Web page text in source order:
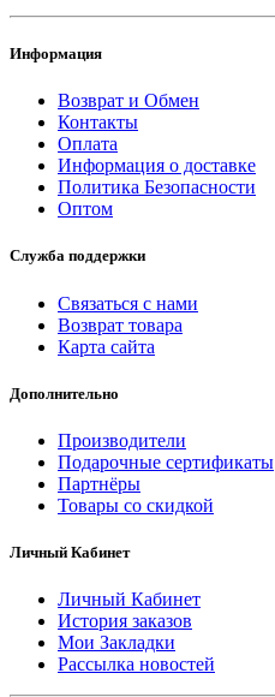
Информация
Возврат и Обмен
Контакты
Оплата
Информация о доставке
Политика Безопасности
Оптом
Служба поддержки
Связаться с нами
Возврат товара
Карта сайта
Дополнительно
Производители
Подарочные сертификаты
Партнёры
Товары со скидкой
Личный Кабинет
Личный Кабинет
История заказов
Мои Закладки
Рассылка новостей